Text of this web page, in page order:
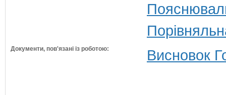
Документи, пов'язані із роботою: Висновок